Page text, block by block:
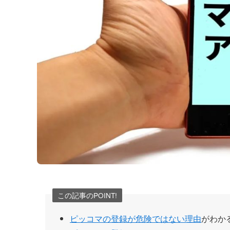
この記事のPOINT!
ピッコマの登録が危険ではない理由がわか